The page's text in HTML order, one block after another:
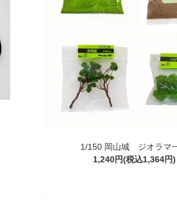
1/150 岡山城 ジオラマ
1,240円(税込1,364円)